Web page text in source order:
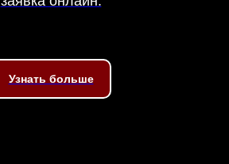
Узнать больше